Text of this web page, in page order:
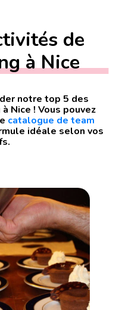
de
à Nice
notre top 5 des
Nice ! Vous pouvez
catalogue de team
idéale selon vos